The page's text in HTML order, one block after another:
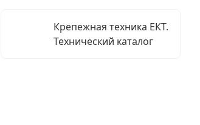
Крепежная техника ЕКТ.
Технический каталог